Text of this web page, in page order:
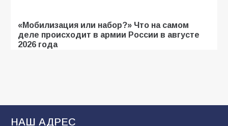
«Мобилизация или набор?» Что на самом
деле происходит в армии России в августе
2026 года
мастер-класс «Бумажный парашют» ко Дню
ВДВ
НАШ АДРЕС